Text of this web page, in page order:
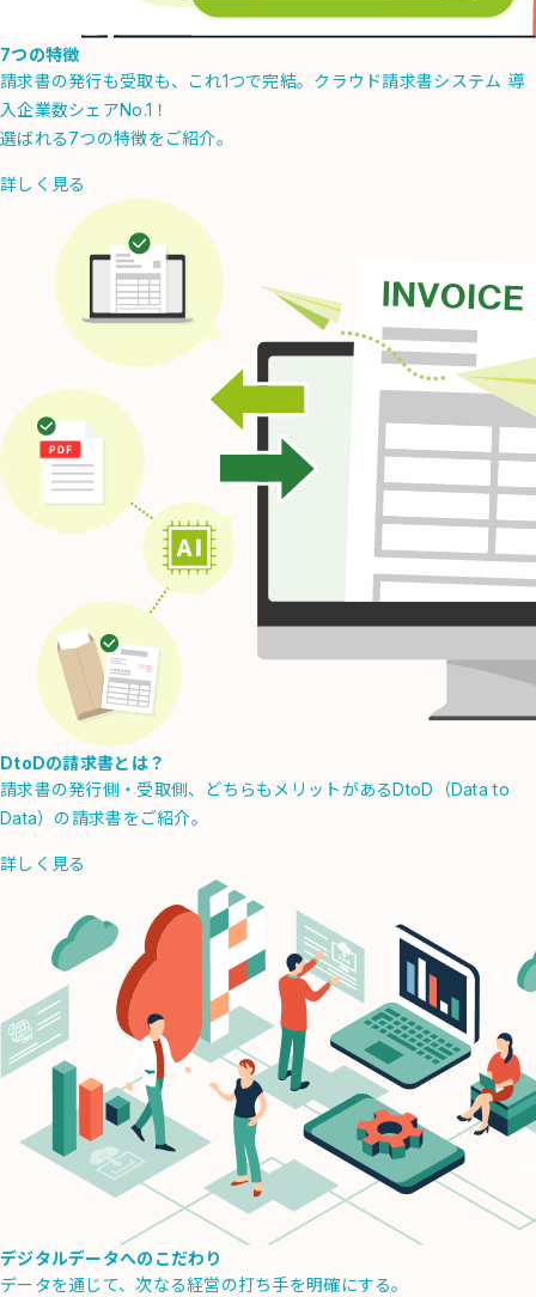
7つの特徴
請求書の発行も受取も、これ1つで完結。クラウド請求書システム 導
入企業数シェアNo.1！
選ばれる7つの特徴をご紹介。
詳しく見る
DtoDの請求書とは？
請求書の発行側・受取側、どちらもメリットがあるDtoD（Data to
Data）の請求書をご紹介。
詳しく見る
デジタルデータへのこだわり
データを通じて、次なる経営の打ち手を明確にする。